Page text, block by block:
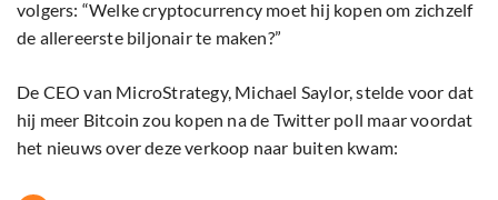
volgers: “Welke cryptocurrency moet hij kopen om zichzelf
de allereerste biljonair te maken?”
De CEO van MicroStrategy, Michael Saylor, stelde voor dat
hij meer Bitcoin zou kopen na de Twitter poll maar voordat
het nieuws over deze verkoop naar buiten kwam: